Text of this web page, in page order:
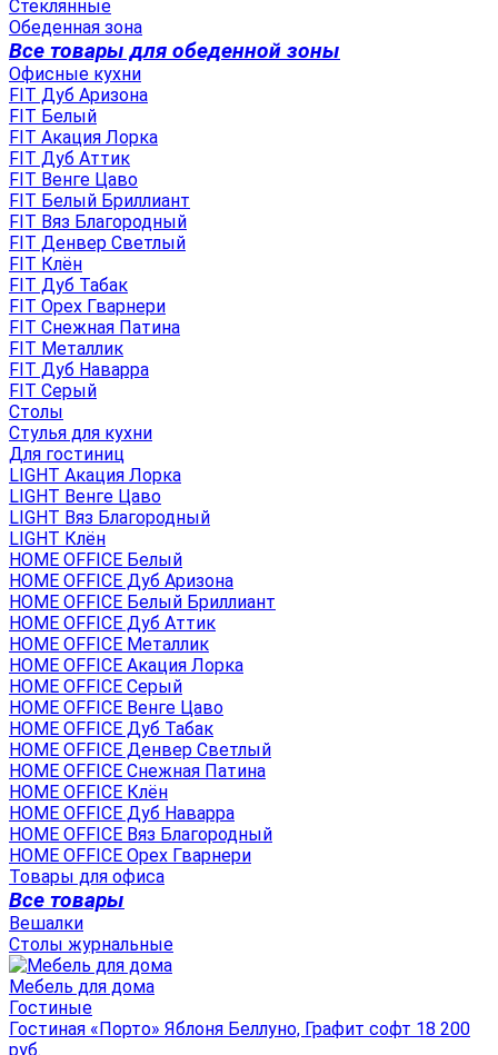
Стеклянные
Обеденная зона
Все товары для обеденной зоны
Офисные кухни
FIT Дуб Аризона
FIT Белый
FIT Акация Лорка
FIT Дуб Аттик
FIT Венге Цаво
FIT Белый Бриллиант
FIT Вяз Благородный
FIT Денвер Светлый
FIT Клён
FIT Дуб Табак
FIT Орех Гварнери
FIT Снежная Патина
FIT Металлик
FIT Дуб Наварра
FIT Серый
Столы
Стулья для кухни
Для гостиниц
LIGHT Акация Лорка
LIGHT Венге Цаво
LIGHT Вяз Благородный
LIGHT Клён
HOME OFFICE Белый
HOME OFFICE Дуб Аризона
HOME OFFICE Белый Бриллиант
HOME OFFICE Дуб Аттик
HOME OFFICE Металлик
HOME OFFICE Акация Лорка
HOME OFFICE Серый
HOME OFFICE Венге Цаво
HOME OFFICE Дуб Табак
HOME OFFICE Денвер Светлый
HOME OFFICE Снежная Патина
HOME OFFICE Клён
HOME OFFICE Дуб Наварра
HOME OFFICE Вяз Благородный
HOME OFFICE Орех Гварнери
Товары для офиса
Все товары
Вешалки
Столы журнальные
Мебель для дома
Гостиные
Гостиная «Порто» Яблоня Беллуно, Графит софт 18 200
руб.